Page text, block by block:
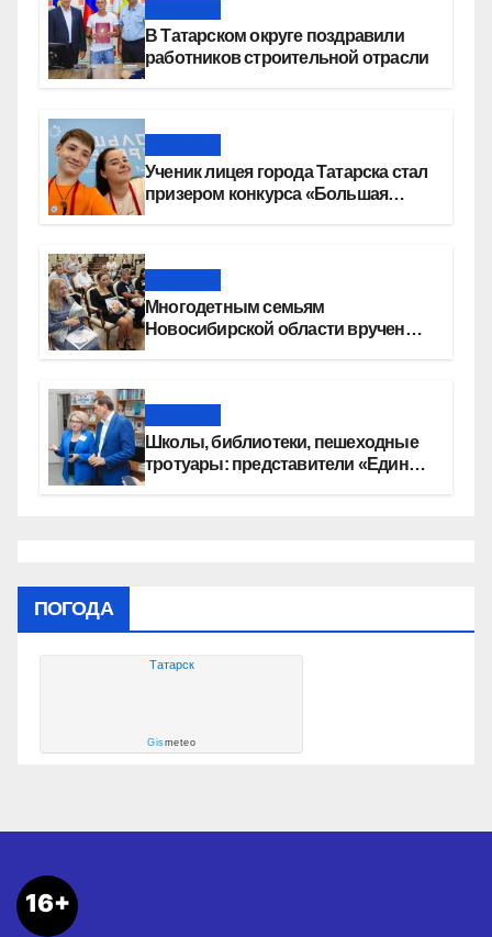
В Татарском округе поздравили
работников строительной отрасли
Ученик лицея города Татарска стал
призером конкурса «Большая
Многодетным семьям
Новосибирской области вручены
Школы, библиотеки, пешеходные
тротуары: представители «Единой
ПОГОДА
Татарск
Gismeteo
16+